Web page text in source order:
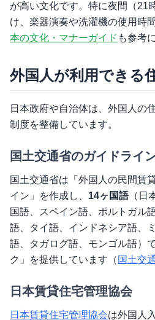
が高い文化です。特に夜間（21
け、楽器演奏や洗濯機の使用時
本の文化・マナーガイド も参考
外国人が利用できる
日本政府や自治体は、外国人の
制度を整備しています。
国土交通省のガイドライ
国土交通省は「外国人の民間賃
イン」を作成し、 14ヶ国語（日
国語、スペイン語、ポルトガル
語、タイ語、インドネシア語、
語、タガログ語、モンゴル語）
ク」を提供しています（ 国土交
日本賃貸住宅管理協会
日本賃貸住宅管理協会は外国人